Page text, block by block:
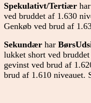
Spekulativt/Tertiær har
ved bruddet af 1.630
Genkøb ved brud af
Sekundær har
lukket short ved
gevinst ved brud af
brud af 1.610 niveauet.